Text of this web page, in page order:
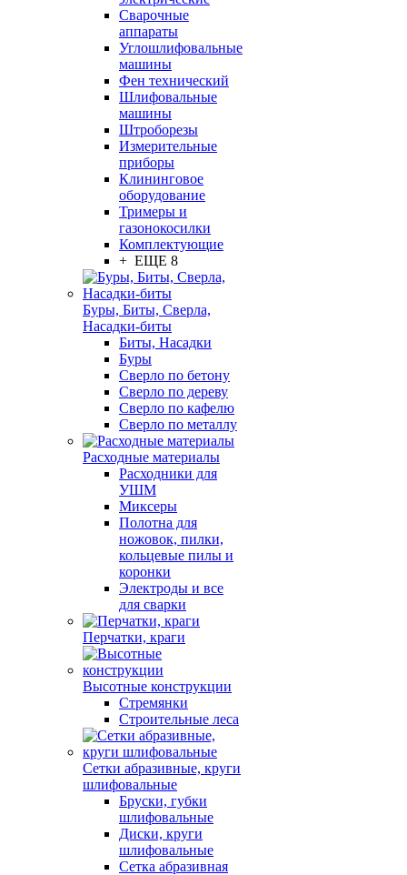
Сварочные
аппараты
Углошлифовальные
машины
Фен технический
Шлифовальные
машины
Штроборезы
Измерительные
приборы
Клининговое
оборудование
Тримеры и
газонокосилки
Комплектующие
+ ЕЩЕ 8
Буры, Биты, Сверла,
Насадки-биты
Биты, Насадки
Буры
Сверло по бетону
Сверло по дереву
Сверло по кафелю
Сверло по металлу
Расходные материалы
Расходники для
УШМ
Миксеры
Полотна для
ножовок, пилки,
кольцевые пилы и
коронки
Электроды и все
для сварки
Перчатки, краги
Высотные конструкции
Стремянки
Строительные леса
Сетки абразивные, круги
шлифовальные
Бруски, губки
шлифовальные
Диски, круги
шлифовальные
Сетка абразивная